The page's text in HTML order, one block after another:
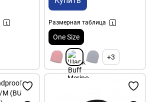
Размерная таблица
One Size
+3